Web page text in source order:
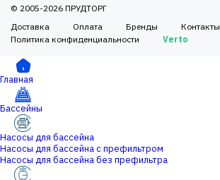
© 2005-2026 ПРУДТОРГ
Доставка
Оплата Бренды Контакты
Политика конфиденциальности
Verto
Главная
Бассейны
Насосы для бассейна
Насосы для бассейна с префильтром
Насосы для бассейна без префильтра